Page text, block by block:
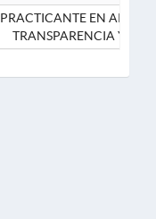
PRACTICANTE EN APOYO
TRANSPARENCIA Y